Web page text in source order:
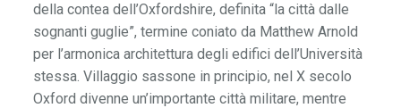
della contea dell’Oxfordshire, definita “la città dalle
sognanti guglie”, termine coniato da Matthew Arnold
per l’armonica architettura degli edifici dell’Università
stessa. Villaggio sassone in principio, nel X secolo
Oxford divenne un’importante città militare, mentre